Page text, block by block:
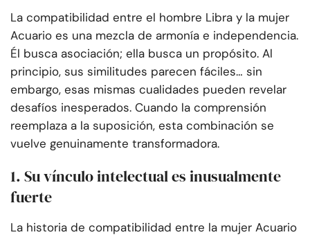
La compatibilidad entre el hombre Libra y la mujer
Acuario es una mezcla de armonía e independencia.
Él busca asociación; ella busca un propósito. Al
principio, sus similitudes parecen fáciles… sin
embargo, esas mismas cualidades pueden revelar
desafíos inesperados. Cuando la comprensión
reemplaza a la suposición, esta combinación se
vuelve genuinamente transformadora.
1. Su vínculo intelectual es inusualmente
fuerte
La historia de compatibilidad entre la mujer Acuario